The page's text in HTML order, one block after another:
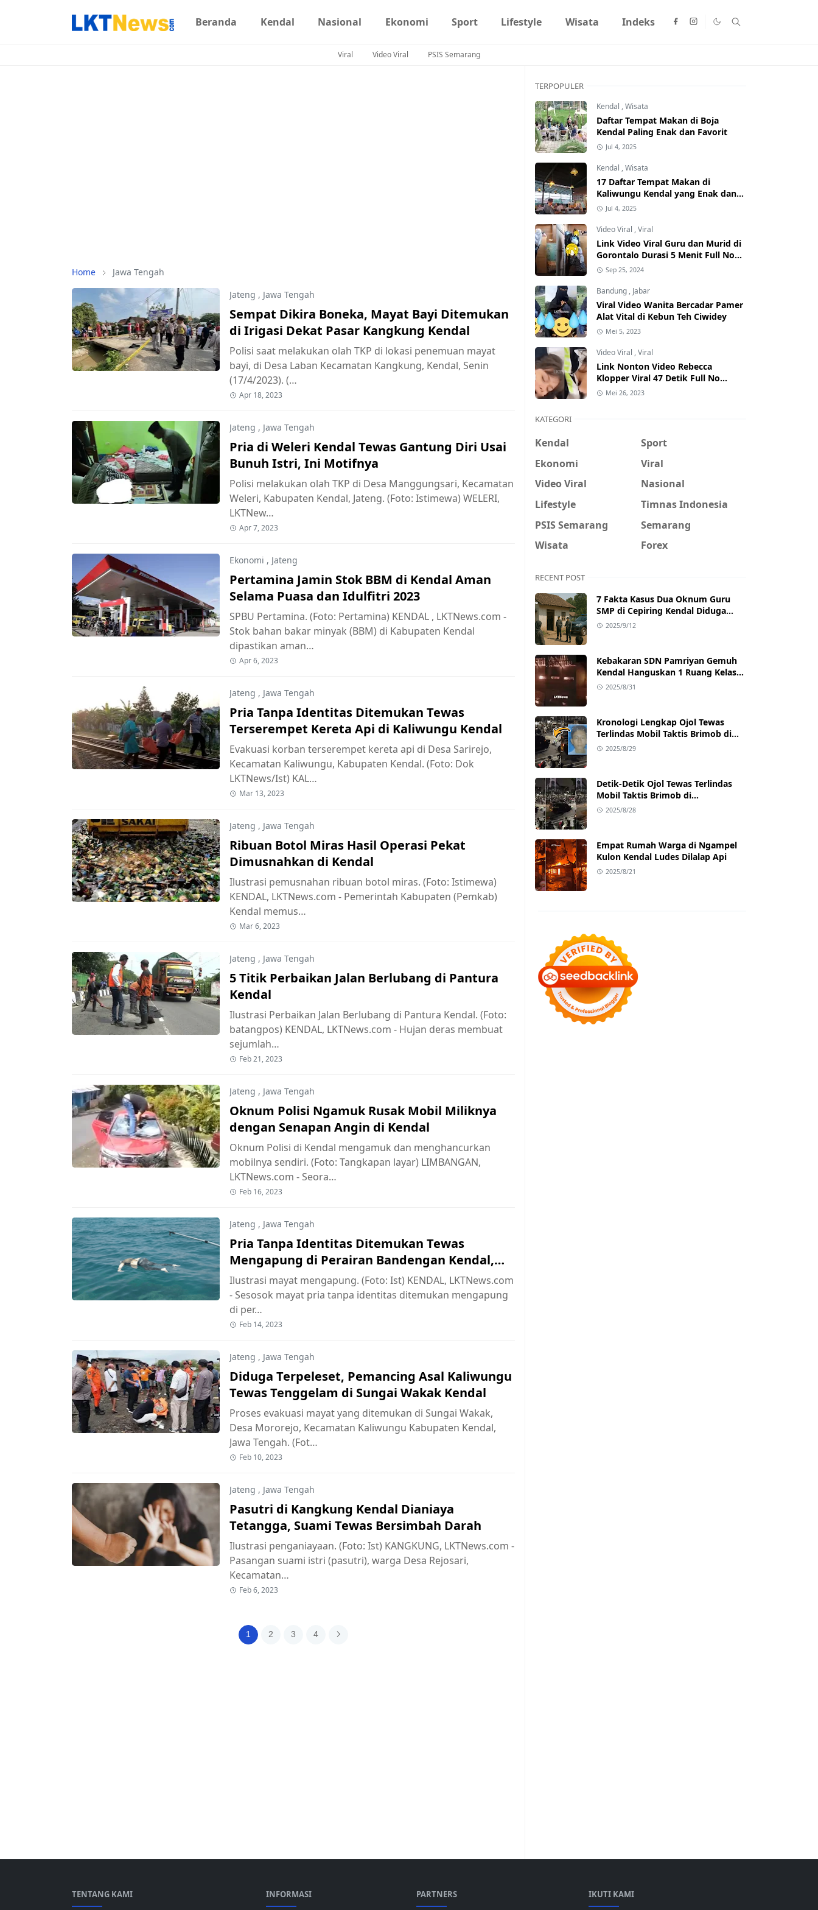
Beranda Kendal Nasional Ekonomi Sport Lifestyle Wisata Indeks
Viral Video Viral PSIS Semarang
Home
Jawa Tengah
Jateng , Jawa Tengah
Sempat Dikira Boneka, Mayat Bayi Ditemukan
di Irigasi Dekat Pasar Kangkung Kendal
Polisi saat melakukan olah TKP di lokasi penemuan mayat
bayi, di Desa Laban Kecamatan Kangkung, Kendal, Senin
(17/4/2023). (…
Apr 18, 2023
Jateng , Jawa Tengah
Pria di Weleri Kendal Tewas Gantung Diri Usai
Bunuh Istri, Ini Motifnya
Polisi melakukan olah TKP di Desa Manggungsari, Kecamatan
Weleri, Kabupaten Kendal, Jateng. (Foto: Istimewa) WELERI,
LKTNew…
Apr 7, 2023
Ekonomi , Jateng
Pertamina Jamin Stok BBM di Kendal Aman
Selama Puasa dan Idulfitri 2023
SPBU Pertamina. (Foto: Pertamina) KENDAL , LKTNews.com -
Stok bahan bakar minyak (BBM) di Kabupaten Kendal
dipastikan aman…
Apr 6, 2023
Jateng , Jawa Tengah
Pria Tanpa Identitas Ditemukan Tewas
Terserempet Kereta Api di Kaliwungu Kendal
Evakuasi korban terserempet kereta api di Desa Sarirejo,
Kecamatan Kaliwungu, Kabupaten Kendal. (Foto: Dok
LKTNews/Ist) KAL…
Mar 13, 2023
Jateng , Jawa Tengah
Ribuan Botol Miras Hasil Operasi Pekat
Dimusnahkan di Kendal
Ilustrasi pemusnahan ribuan botol miras. (Foto: Istimewa)
KENDAL, LKTNews.com - Pemerintah Kabupaten (Pemkab)
Kendal memus…
Mar 6, 2023
Jateng , Jawa Tengah
5 Titik Perbaikan Jalan Berlubang di Pantura
Kendal
Ilustrasi Perbaikan Jalan Berlubang di Pantura Kendal. (Foto:
batangpos) KENDAL, LKTNews.com - Hujan deras membuat
sejumlah…
Feb 21, 2023
Jateng , Jawa Tengah
Oknum Polisi Ngamuk Rusak Mobil Miliknya
dengan Senapan Angin di Kendal
Oknum Polisi di Kendal mengamuk dan menghancurkan
mobilnya sendiri. (Foto: Tangkapan layar) LIMBANGAN,
LKTNews.com - Seora…
Feb 16, 2023
Jateng , Jawa Tengah
Pria Tanpa Identitas Ditemukan Tewas
Mengapung di Perairan Bandengan Kendal,
Polisi Selidiki
Ilustrasi mayat mengapung. (Foto: Ist) KENDAL, LKTNews.com
- Sesosok mayat pria tanpa identitas ditemukan mengapung
di per…
Feb 14, 2023
Jateng , Jawa Tengah
Diduga Terpeleset, Pemancing Asal Kaliwungu
Tewas Tenggelam di Sungai Wakak Kendal
Proses evakuasi mayat yang ditemukan di Sungai Wakak,
Desa Mororejo, Kecamatan Kaliwungu Kabupaten Kendal,
Jawa Tengah. (Fot…
Feb 10, 2023
Jateng , Jawa Tengah
Pasutri di Kangkung Kendal Dianiaya
Tetangga, Suami Tewas Bersimbah Darah
Ilustrasi penganiayaan. (Foto: Ist) KANGKUNG, LKTNews.com -
Pasangan suami istri (pasutri), warga Desa Rejosari,
Kecamatan…
Feb 6, 2023
1 2 3 4
TERPOPULER
Kendal ,Wisata
Daftar Tempat Makan di Boja
Kendal Paling Enak dan Favorit
Jul 4, 2025
Kendal ,Wisata
17 Daftar Tempat Makan di
Kaliwungu Kendal yang Enak dan
Populer
Jul 4, 2025
Video Viral ,Viral
Link Video Viral Guru dan Murid di
Gorontalo Durasi 5 Menit Full No
Sensor Bertebaran di Internet,
Hati-Hati Phising!
Sep 25, 2024
Bandung , Jabar
Viral Video Wanita Bercadar Pamer
Alat Vital di Kebun Teh Ciwidey
Mei 5, 2023
Video Viral ,Viral
Link Nonton Video Rebecca
Klopper Viral 47 Detik Full No
Sensor Bertebaran di Internet,
Mei 26, 2023
KATEGORI
Kendal
Sport
Ekonomi
Viral
Video Viral
Nasional
Lifestyle
Timnas Indonesia
PSIS Semarang
Semarang
Wisata
Forex
RECENT POST
7 Fakta Kasus Dua Oknum Guru
SMP di Cepiring Kendal Diduga
Berselingkuh: Kronologi,
2025/9/12
Kebakaran SDN Pamriyan Gemuh
Kendal Hanguskan 1 Ruang Kelas
dan Toilet
2025/8/31
Kronologi Lengkap Ojol Tewas
Terlindas Mobil Taktis Brimob di
Pejompongan, Ternyata Sedang
2025/8/29
Detik-Detik Ojol Tewas Terlindas
Mobil Taktis Brimob di
Pejompongan, Viral di Medsos
2025/8/28
Empat Rumah Warga di Ngampel
Kulon Kendal Ludes Dilalap Api
2025/8/21
TENTANG KAMI INFORMASI PARTNERS IKUTI KAMI